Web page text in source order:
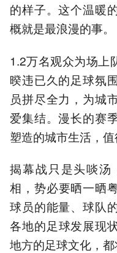
的样子。这个温暖
概就是最浪漫的事。
1.2万名观众为场上
暌违已久的足球氛
员拼尽全力，为城
爱集结。漫长的赛
塑造的城市生活，值
揭幕战只是头啖汤
相，势必要晒一晒
球员的能量、球队
各地的足球发展现
地方的足球文化，都